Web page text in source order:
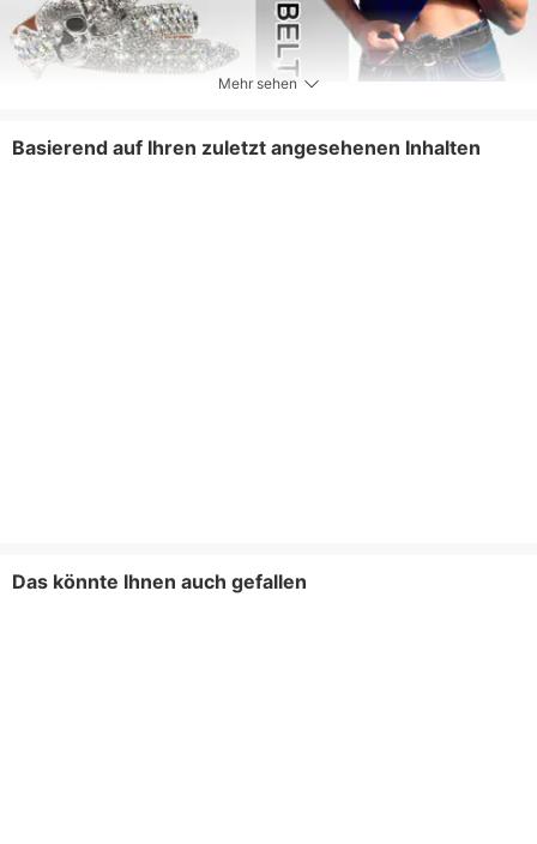
Mehr sehen
Basierend auf Ihren zuletzt angesehenen Inhalten
Das könnte Ihnen auch gefallen